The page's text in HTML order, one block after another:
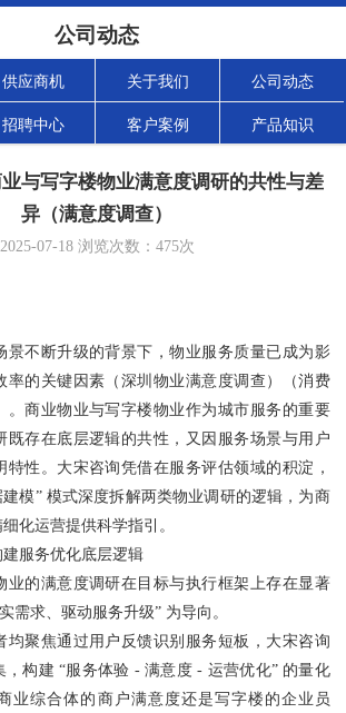
公司动态
供应商机 关于我们 公司动态
招聘中心 客户案例 产品知识
与写字楼物业满意度调研的共性与差
异（满意度调查）
2025-07-18浏览次数： 475次
景不断升级的背景下，物业服务质量已成为影
率的关键因素（深圳物业满意度调查）（消费
。商业物业与写字楼物业作为城市服务的重要
既存在底层逻辑的共性，又因服务场景与用户
特性。大宋咨询凭借在服务评估领域的积淀，
模” 模式深度拆解两类物业调研的逻辑，为商
化运营提供科学指引。
服务优化底层逻辑
业的满意度调研在目标与执行框架上存在显著
需求、驱动服务升级” 为导向。
均聚焦通过用户反馈识别服务短板，大宋咨询
，构建 “服务体验 - 满意度 - 运营优化” 的量化
业综合体的商户满意度还是写字楼的企业员